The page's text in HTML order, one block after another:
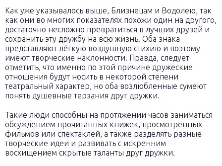
Как уже указывалось выше, Близнецам и Водолею, так
как они во многих показателях похожи один на другого,
достаточно несложно превратиться в лучших друзей и
сохранить эту дружбу на всю жизнь. Оба знака
представляют лёгкую воздушную стихию и поэтому
имеют творческие наклонности. Правда, следует
отметить, что именно по этой причине дружеские
отношения будут носить в некоторой степени
театральный характер, но оба возлюбленные сумеют
понять душевные терзания друг дружки.
Такие люди способны на протяжении часов заниматься
обсуждением прочитанных книжек, просмотренных
фильмов или спектаклей, а также разделять разные
творческие идеи и развивать с искренним
восхищением скрытые таланты друг дружки.